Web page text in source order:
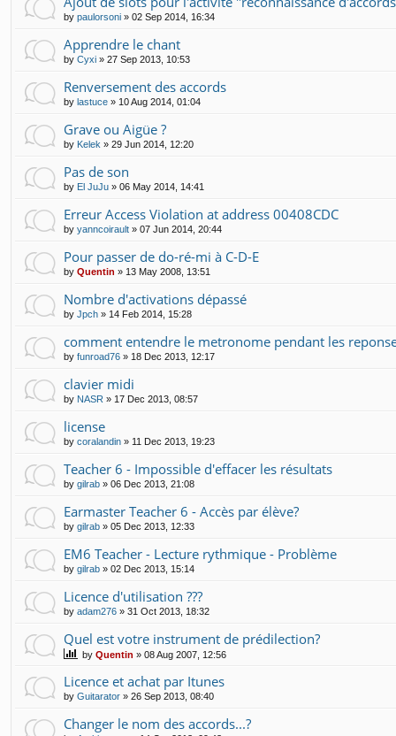
by paulorsoni » 02 Sep 2014, 16:34
Apprendre le chant
by Cyxi » 27 Sep 2013, 10:53
Renversement des accords
by lastuce » 10 Aug 2014, 01:04
Grave ou Aigüe ?
by Kelek » 29 Jun 2014, 12:20
Pas de son
by El JuJu » 06 May 2014, 14:41
Erreur Access Violation at address 00408CDC
by yanncoirault » 07 Jun 2014, 20:44
Pour passer de do-ré-mi à C-D-E
by Quentin » 13 May 2008, 13:51
Nombre d'activations dépassé
by Jpch » 14 Feb 2014, 15:28
comment entendre le metronome pendant les
by funroad76 » 18 Dec 2013, 12:17
clavier midi
by NASR » 17 Dec 2013, 08:57
license
by coralandin » 11 Dec 2013, 19:23
Teacher 6 - Impossible d'effacer les résultats
by gilrab » 06 Dec 2013, 21:08
Earmaster Teacher 6 - Accès par élève?
by gilrab » 05 Dec 2013, 12:33
EM6 Teacher - Lecture rythmique - Problème
by gilrab » 02 Dec 2013, 15:14
Licence d'utilisation ???
by adam276 » 31 Oct 2013, 18:32
Quel est votre instrument de prédilection?
by Quentin » 08 Aug 2007, 12:56
Licence et achat par Itunes
by Guitarator » 26 Sep 2013, 08:40
Changer le nom des accords...?